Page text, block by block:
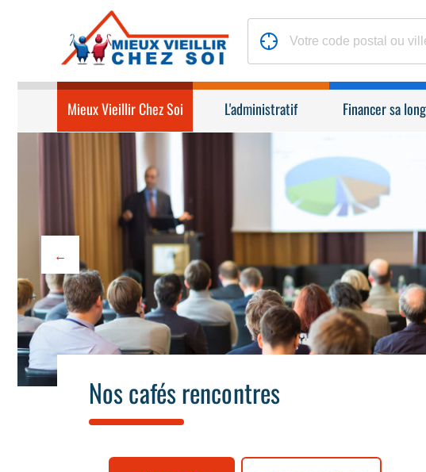
Mieux Vieillir Chez Soi L'administratif Financer sa
←
Nos cafés rencontres